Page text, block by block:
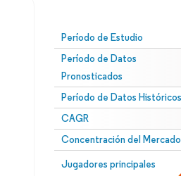
Período de Estudio
Período de Datos
Pronosticados
Período de Datos Históricos
CAGR
Concentración del Mercado
Jugadores principales